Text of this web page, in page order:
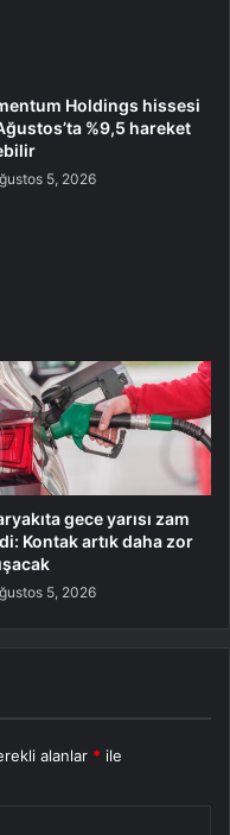
Holdings hissesi
%9,5 hareket
5, 2026
gece yarısı zam
Kontak artık daha zor
5, 2026
alanlar * ile